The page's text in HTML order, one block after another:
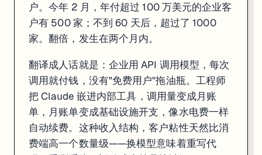
数据来源
Anthropic Passed OpenAI in Revenue: $30B ARR April 2026
Anthropic Just Passed OpenAI in Revenue. While Spending
AI demand is inflated, and only Anthropic is being realistic —
Anthropic $30B ARR — Superforecaster Peter Wildeford
VC Funding in April 2026: 1,314 Deals — InforCapital
户。今年 2 月，年付超过 100 万美元的企业客
户有 500 家；不到 60 天后，超过了 1000
家。翻倍，发生在两个月内。
翻译成人话就是：企业用 API 调用模型，每次
调用就付钱，没有"免费用户"拖油瓶。工程师
把 Claude 嵌进内部工具，调用量变成月账
单，月账单变成基础设施开支，像水电费一样
自动续费。这种收入结构，客户粘性天然比消
费端高一个数量级——换模型意味着重写代